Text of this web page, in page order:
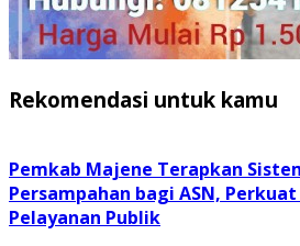
Rekomendasi untuk kamu
Pemkab Majene Terapkan
Persampahan bagi ASN,
Pelayanan Publik